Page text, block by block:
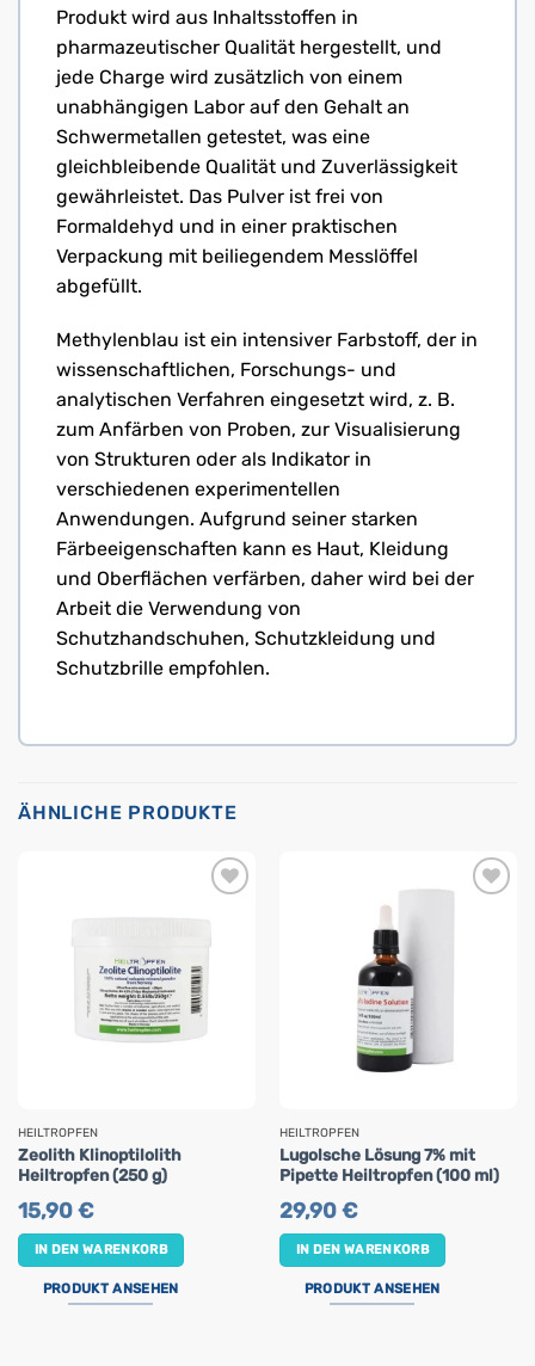
Produkt wird aus Inhaltsstoffen in
pharmazeutischer Qualität hergestellt, und
jede Charge wird zusätzlich von einem
unabhängigen Labor auf den Gehalt an
Schwermetallen getestet, was eine
gleichbleibende Qualität und Zuverlässigkeit
gewährleistet. Das Pulver ist frei von
Formaldehyd und in einer praktischen
Verpackung mit beiliegendem Messlöffel
abgefüllt.
Methylenblau ist ein intensiver Farbstoff, der in
wissenschaftlichen, Forschungs- und
analytischen Verfahren eingesetzt wird, z. B.
zum Anfärben von Proben, zur Visualisierung
von Strukturen oder als Indikator in
verschiedenen experimentellen
Anwendungen. Aufgrund seiner starken
Färbeeigenschaften kann es Haut, Kleidung
und Oberflächen verfärben, daher wird bei der
Arbeit die Verwendung von
Schutzhandschuhen, Schutzkleidung und
Schutzbrille empfohlen.
ÄHNLICHE PRODUKTE
HEILTROPFEN
Zeolith Klinoptilolith
Heiltropfen (250 g)
15,90€
IN DEN WARENKORB
PRODUKT ANSEHEN
HEILTROPFEN
Lugolsche Lösung 7% mit
Pipette Heiltropfen (100 ml)
29,90€
IN DEN WARENKORB
PRODUKT ANSEHEN